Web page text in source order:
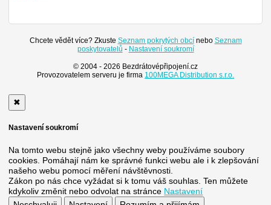
Chcete vědět více? Zkuste Seznam pokrytých obcínebo Seznam
poskytovatelů - Nastavení soukromí
© 2004 - 2026 Bezdrátovépřipojení.cz
Provozovatelem serveru je firma 100MEGA Distribution s.r.o.
✖
Nastavení soukromí
Na tomto webu stejně jako všechny weby používáme soubory
cookies. Pomáhají nám ke správné funkci webu ale i k zlepšování
našeho webu pomocí měření návštěvnosti.
Zákon po nás chce vyžádat si k tomu váš souhlas. Ten můžete
kdykoliv změnit nebo odvolat na stránce Nastavení